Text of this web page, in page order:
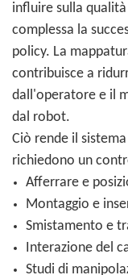
influire sulla
complessa la
policy. La
contribuisce a
dall'operatore e il
dal robot.
Ciò rende il
richiedono un
Afferrare e
Montaggio e
Smistamento e
Interazione del
Studi di